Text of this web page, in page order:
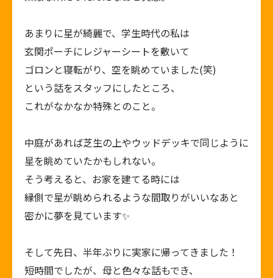
あまりに星が綺麗で、学生時代の私は
玄関ポーチにレジャーシートを敷いて
ゴロンと寝転がり、空を眺めていました(笑)
という話をスタッフにしたところ、
これがなかなか特殊とのこと。
中庭があれば芝生の上やウッドデッキで同じように
星を眺めていたかもしれない。
そう考えると、お家を建てる時には
縁側で星が眺められるような間取りがいいなあと
密かに夢を見ています✨
そして先日、半年ぶりに実家に帰ってきました！
短時間でしたが、母と色々な話もでき、